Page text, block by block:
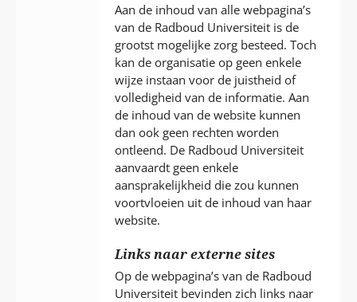
Aan de inhoud van alle webpagina’s
van de Radboud Universiteit is de
grootst mogelijke zorg besteed. Toch
kan de organisatie op geen enkele
wijze instaan voor de juistheid of
volledigheid van de informatie. Aan
de inhoud van de website kunnen
dan ook geen rechten worden
ontleend. De Radboud Universiteit
aanvaardt geen enkele
aansprakelijkheid die zou kunnen
voortvloeien uit de inhoud van haar
website.
Links naar externe sites
Op de webpagina’s van de Radboud
Universiteit bevinden zich links naar